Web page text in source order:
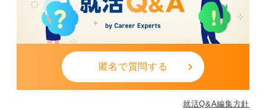
匿名で質問する
就活Q&A編集方針